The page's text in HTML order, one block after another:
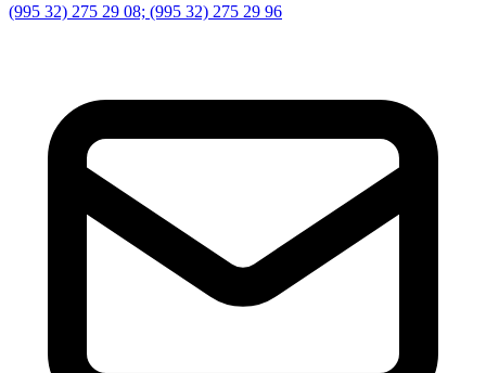
(995 32) 275 29 08; (995 32) 275 29 96